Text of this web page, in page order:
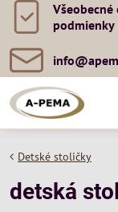
podmienky
Detské stoličky
detská